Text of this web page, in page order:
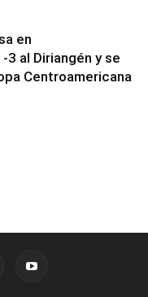
en
3 al Diriangén y se
Centroamericana